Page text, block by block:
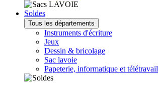
Soldes
Tous les départements
Instruments d'écriture
Jeux
Dessin & bricolage
Sac lavoie
Papeterie, informatique et télétravail